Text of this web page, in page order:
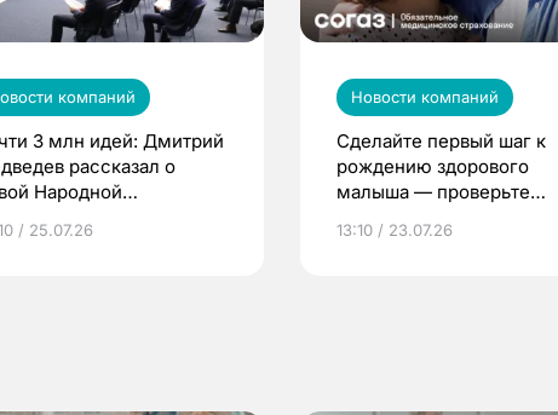
компаний
3 млн идей: Дмитрий
рассказал о
Народной
/ 25.07.26
Новости компаний
Сделайте первый шаг к
рождению здорового
малыша — проверьте
по ОМС!
13:10 / 23.07.26